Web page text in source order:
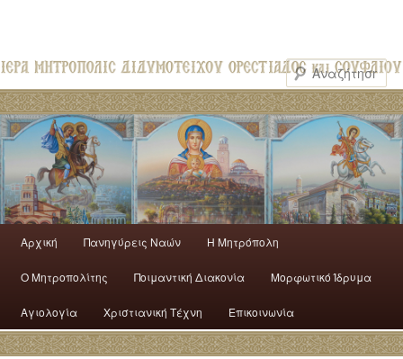
Αρχική Πανηγύρεις Ναών H Mητρόπολη
Ο Mητροπολίτης Ποιμαντική Διακονία Μορφωτικό Ίδρυμα
Αγιολογία Χριστιανική Τέχνη Επικοινωνία